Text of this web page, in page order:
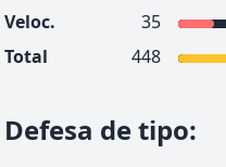
Veloc.
35
Total
448
Defesa de tipo: